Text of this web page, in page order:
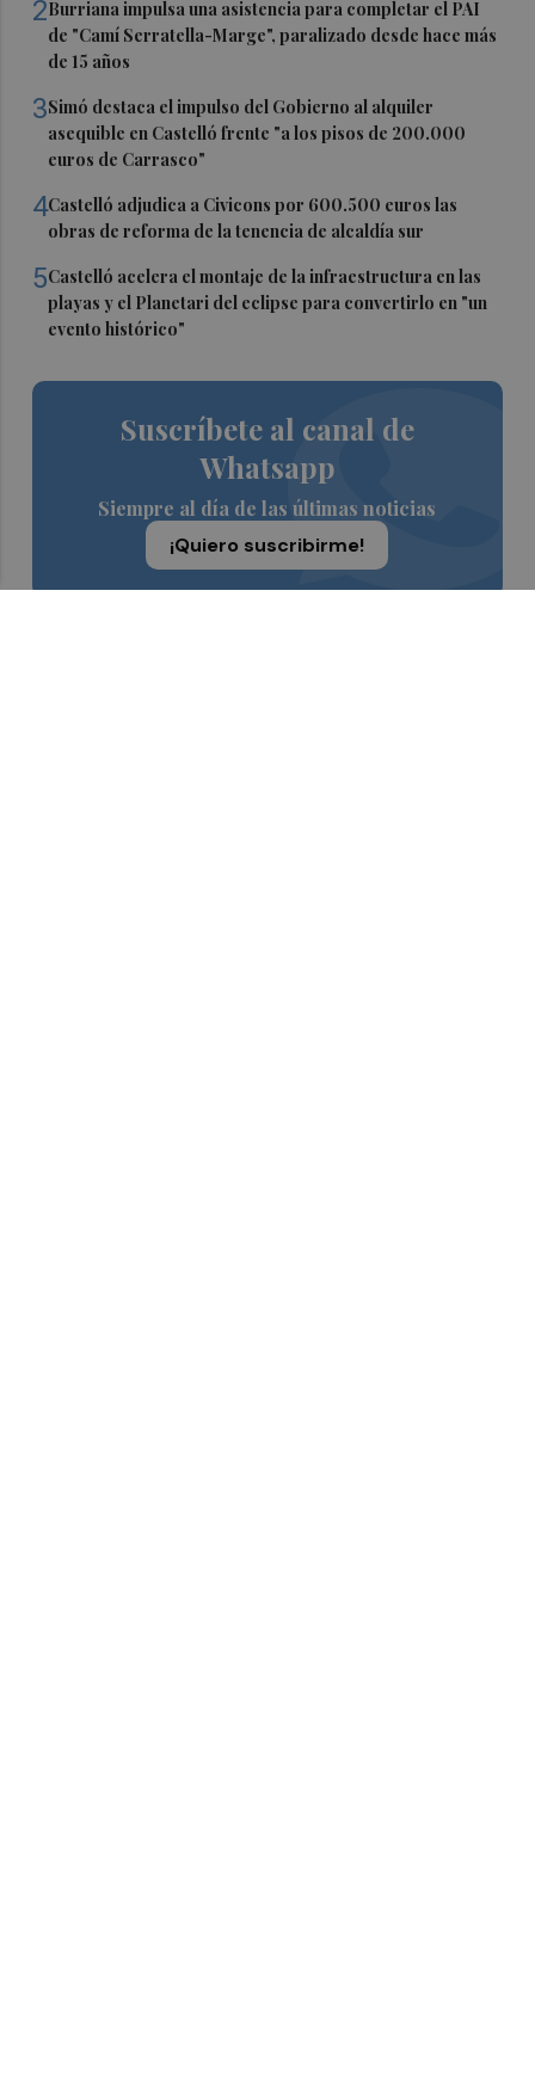
2Burriana impulsa una asistencia para completar el PAI
de "Camí Serratella-Marge", paralizado desde hace más
de 15 años
3Simó destaca el impulso del Gobierno al alquiler
asequible en Castelló frente "a los pisos de 200.000
euros de Carrasco"
4Castelló adjudica a Civicons por 600.500 euros las
obras de reforma de la tenencia de alcaldía sur
5Castelló acelera el montaje de la infraestructura en las
playas y el Planetari del eclipse para convertirlo en "un
evento histórico"
Suscríbete al canal de
Whatsapp
Siempre al día de las últimas noticias
¡Quiero suscribirme!